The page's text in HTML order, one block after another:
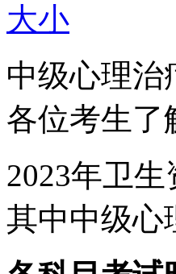
大小
中级心理治
各位考生了
2023年卫
其中中级心